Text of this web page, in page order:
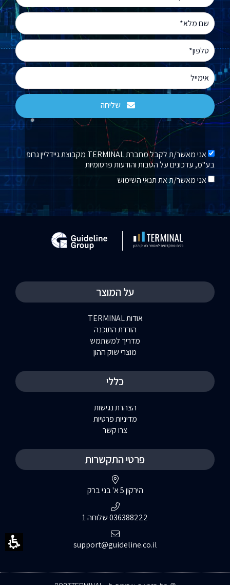
אני מאשר/ת את תנאי השימוש
אני מאשר/ת לקבל מחברת TERMINAL מקבוצת גיידליין גרופ
בע"מ, עדכונים על הטבות והודעות פרסומיות
שליחה
על המוצר
אודות TERMINAL
הורדת התוכנה
מדריך למשתמש
מוצרי שוק ההון
כללי
הצהרת נגישות
מדיניות פרטיות
צרו קשר
פרטי התקשרות
הירקון 5 א' בני ברק
036388222 שלוחה 1
support@guideline.co.il